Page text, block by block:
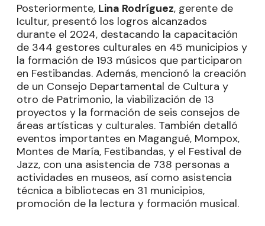
Posteriormente, Lina Rodríguez, gerente de
Icultur, presentó los logros alcanzados
durante el 2024, destacando la capacitación
de 344 gestores culturales en 45 municipios y
la formación de 193 músicos que participaron
en Festibandas. Además, mencionó la creación
de un Consejo Departamental de Cultura y
otro de Patrimonio, la viabilización de 13
proyectos y la formación de seis consejos de
áreas artísticas y culturales. También detalló
eventos importantes en Magangué, Mompox,
Montes de María, Festibandas, y el Festival de
Jazz, con una asistencia de 738 personas a
actividades en museos, así como asistencia
técnica a bibliotecas en 31 municipios,
promoción de la lectura y formación musical.